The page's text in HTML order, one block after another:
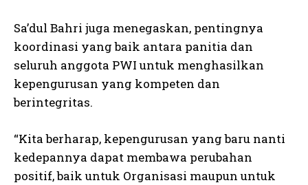
Sa’dul Bahri juga menegaskan, pentingnya
koordinasi yang baik antara panitia dan
seluruh anggota PWI untuk menghasilkan
kepengurusan yang kompeten dan
berintegritas.
“Kita berharap, kepengurusan yang baru nanti
kedepannya dapat membawa perubahan
positif, baik untuk Organisasi maupun untuk